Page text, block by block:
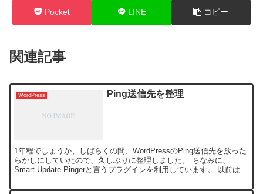
Pocket LINE コピー
関連記事
WordPress Ping送信先を整理
1年程でしょうか、しばらくの間、WordPressのPing送信先を放った
らかしにしていたので、久しぶりに整理しました。 ちなみに、
Smart Update Pingerと言うプラグインを利用しています。 以前は、